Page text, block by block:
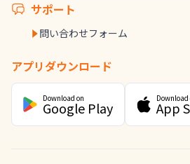
サポート
問い合わせフォーム
アプリダウンロード
Download on
Google Play
Download
App